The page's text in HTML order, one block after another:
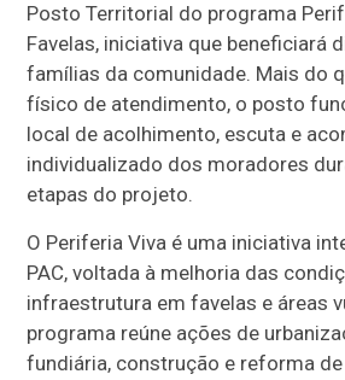
Posto Territorial do programa
Favelas, iniciativa que beneficiará
famílias da comunidade. Mais do
físico de atendimento, o posto
local de acolhimento, escuta e
individualizado dos moradores
etapas do projeto.
O Periferia Viva é uma iniciativa
PAC, voltada à melhoria das
infraestrutura em favelas e áreas
programa reúne ações de
fundiária, construção e reforma